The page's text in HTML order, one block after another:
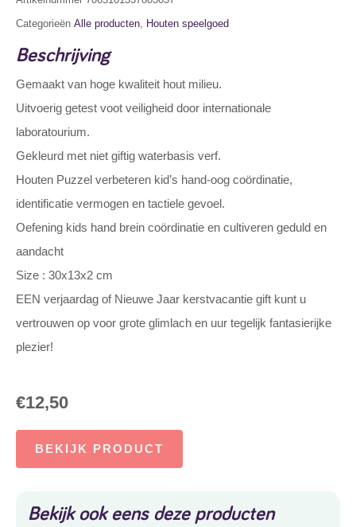
Categorieën Alle producten, Houten speelgoed
Beschrijving
Gemaakt van hoge kwaliteit hout milieu.
Uitvoerig getest voot veiligheid door internationale
laboratourium.
Gekleurd met niet giftig waterbasis verf.
Houten Puzzel verbeteren kid’s hand-oog coördinatie,
identificatie vermogen en tactiele gevoel.
Oefening kids hand brein coördinatie en cultiveren geduld en
aandacht
Size : 30x13x2 cm
EEN verjaardag of Nieuwe Jaar kerstvacantie gift kunt u
vertrouwen op voor grote glimlach en uur tegelijk fantasierijke
plezier!
€12,50
BEKIJK PRODUCT
Bekijk ook eens deze producten